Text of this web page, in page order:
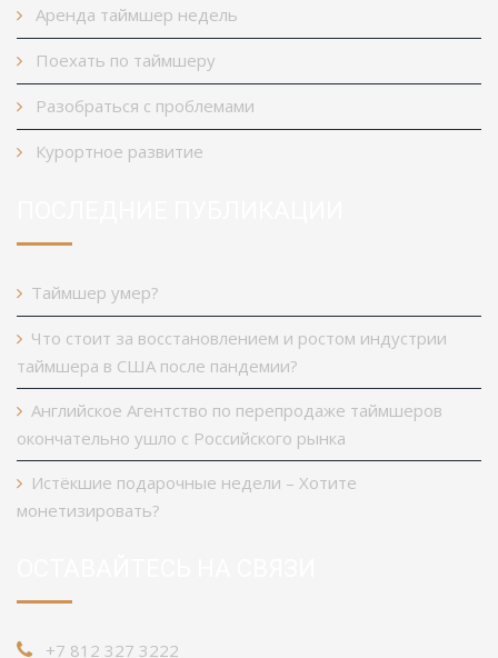
Аренда таймшер недель
Поехать по таймшеру
Разобраться с проблемами
Курортное развитие
Таймшер умер?
Что стоит за восстановлением и ростом индустрии
таймшера в США после пандемии?
Английское Агентство по перепродаже таймшеров
окончательно ушло с Российского рынка
Истёкшие подарочные недели – Хотите
монетизировать?
+7 812 327 3222